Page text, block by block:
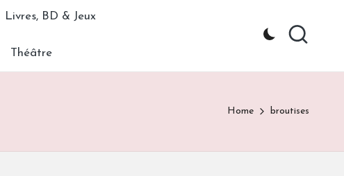
Livres, BD & Jeux
Théâtre
Home broutises